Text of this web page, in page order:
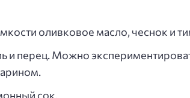
оливковое масло, чеснок и
и перец. Можно
сок.